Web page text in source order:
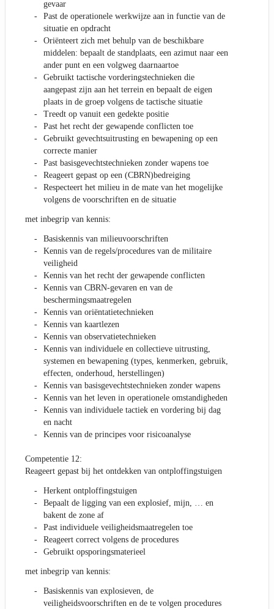
gevaar
Past de operationele werkwijze aan in functie van de
situatie en opdracht
Oriënteert zich met behulp van de beschikbare
middelen: bepaalt de standplaats, een azimut naar een
ander punt en een volgweg daarnaartoe
Gebruikt tactische vorderingstechnieken die
aangepast zijn aan het terrein en bepaalt de eigen
plaats in de groep volgens de tactische situatie
Treedt op vanuit een gedekte positie
Past het recht der gewapende conflicten toe
Gebruikt gevechtsuitrusting en bewapening op een
correcte manier
Past basisgevechtstechnieken zonder wapens toe
Reageert gepast op een (CBRN)bedreiging
Respecteert het milieu in de mate van het mogelijke
volgens de voorschriften en de situatie
met inbegrip van kennis:
Basiskennis van milieuvoorschriften
Kennis van de regels/procedures van de militaire
veiligheid
Kennis van het recht der gewapende conflicten
Kennis van CBRN-gevaren en van de
beschermingsmaatregelen
Kennis van oriëntatietechnieken
Kennis van kaartlezen
Kennis van observatietechnieken
Kennis van individuele en collectieve uitrusting,
systemen en bewapening (types, kenmerken, gebruik,
effecten, onderhoud, herstellingen)
Kennis van basisgevechtstechnieken zonder wapens
Kennis van het leven in operationele omstandigheden
Kennis van individuele tactiek en vordering bij dag
en nacht
Kennis van de principes voor risicoanalyse
Competentie 12:
Reageert gepast bij het ontdekken van ontploffingstuigen
Herkent ontploffingstuigen
Bepaalt de ligging van een explosief, mijn, … en
bakent de zone af
Past individuele veiligheidsmaatregelen toe
Reageert correct volgens de procedures
Gebruikt opsporingsmaterieel
met inbegrip van kennis:
Basiskennis van explosieven, de
veiligheidsvoorschriften en de te volgen procedures